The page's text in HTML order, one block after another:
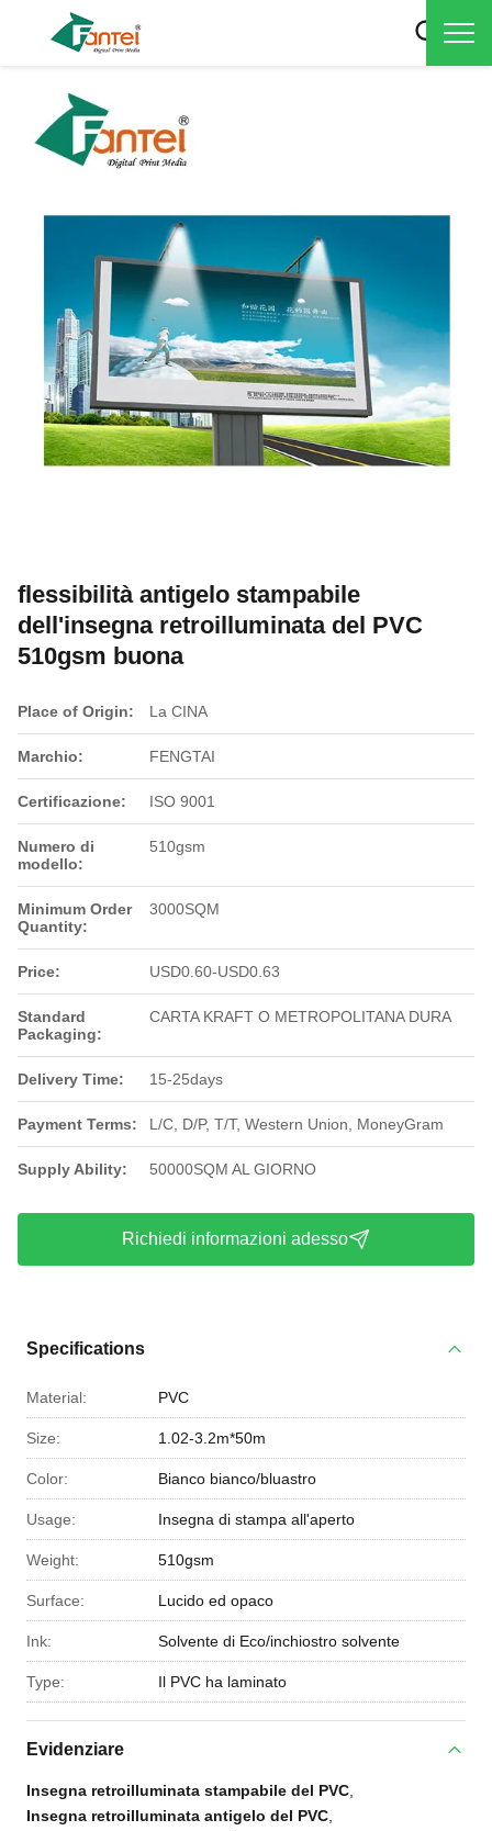
flessibilità antigelo stampabile
dell'insegna retroilluminata del PVC
510gsm buona
Place of Origin: La CINA
Marchio: FENGTAI
Certificazione: ISO 9001
Numero di
modello:
510gsm
Minimum Order
Quantity:
3000SQM
Price: USD0.60-USD0.63
Standard
Packaging:
CARTA KRAFT O METROPOLITANA DURA
Delivery Time: 15-25days
Payment Terms: L/C, D/P, T/T, Western Union, MoneyGram
Supply Ability: 50000SQM AL GIORNO
Richiedi informazioni adesso
Specifications
Material: PVC
Size: 1.02-3.2m*50m
Color: Bianco bianco/bluastro
Usage: Insegna di stampa all'aperto
Weight: 510gsm
Surface: Lucido ed opaco
Ink: Solvente di Eco/inchiostro solvente
Type: Il PVC ha laminato
Evidenziare
Insegna retroilluminata stampabile del PVC
Insegna retroilluminata antigelo del PVC